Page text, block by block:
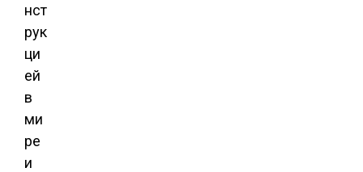
нст
рук
ци
ей
в
ми
ре
и